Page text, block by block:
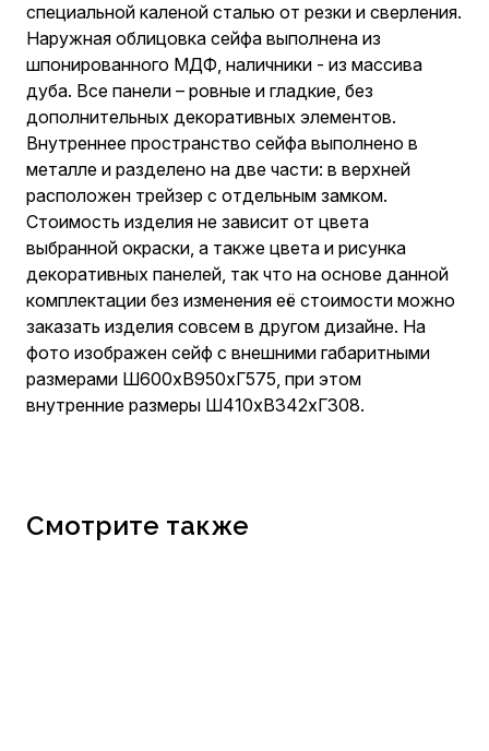
специальной каленой сталью от резки и сверления.
Наружная облицовка сейфа выполнена из
шпонированного МДФ, наличники - из массива
дуба. Все панели – ровные и гладкие, без
дополнительных декоративных элементов.
Внутреннее пространство сейфа выполнено в
металле и разделено на две части: в верхней
расположен трейзер с отдельным замком.
Стоимость изделия не зависит от цвета
выбранной окраски, а также цвета и рисунка
декоративных панелей, так что на основе данной
комплектации без изменения её стоимости можно
заказать изделия совсем в другом дизайне. На
фото изображен сейф с внешними габаритными
размерами Ш600хВ950хГ575, при этом
внутренние размеры Ш410хВ342хГ308.
Смотрите также